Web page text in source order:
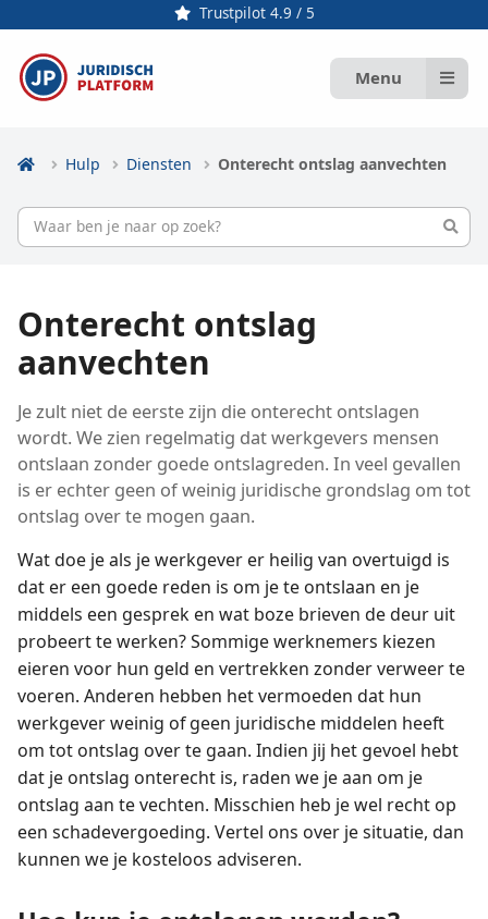
Trustpilot 4.9 / 5
Menu
Hulp Diensten Onterecht ontslag aanvechten
Onterecht ontslag
aanvechten
Je zult niet de eerste zijn die onterecht ontslagen
wordt. We zien regelmatig dat werkgevers mensen
ontslaan zonder goede ontslagreden. In veel gevallen
is er echter geen of weinig juridische grondslag om tot
ontslag over te mogen gaan.
Wat doe je als je werkgever er heilig van overtuigd is
dat er een goede reden is om je te ontslaan en je
middels een gesprek en wat boze brieven de deur uit
probeert te werken? Sommige werknemers kiezen
eieren voor hun geld en vertrekken zonder verweer te
voeren. Anderen hebben het vermoeden dat hun
werkgever weinig of geen juridische middelen heeft
om tot ontslag over te gaan. Indien jij het gevoel hebt
dat je ontslag onterecht is, raden we je aan om je
ontslag aan te vechten. Misschien heb je wel recht op
een schadevergoeding. Vertel ons over je situatie, dan
kunnen we je kosteloos adviseren.